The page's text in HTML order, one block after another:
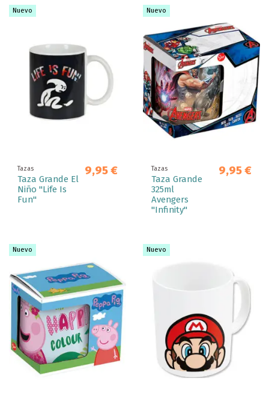
Nuevo
Tazas
Taza Grande El
Niño "Life Is
Fun"
9,95 €
Nuevo
Tazas
Taza Grande
325ml
Avengers
"Infinity"
9,95 €
Nuevo Nuevo